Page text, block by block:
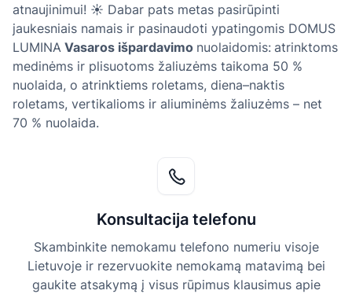
atnaujinimui! ☀️ Dabar pats metas pasirūpinti
jaukesniais namais ir pasinaudoti ypatingomis DOMUS
LUMINA Vasaros išpardavimo nuolaidomis: atrinktoms
medinėms ir plisuotoms žaliuzėms taikoma 50 %
nuolaida, o atrinktiems roletams, diena–naktis
roletams, vertikalioms ir aliuminėms žaliuzėms – net
70 % nuolaida.
Konsultacija telefonu
Skambinkite nemokamu telefono numeriu visoje
Lietuvoje ir rezervuokite nemokamą matavimą bei
gaukite atsakymą į visus rūpimus klausimus apie